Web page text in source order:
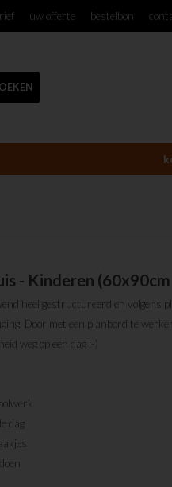
uw offerte bestelbon
- Kinderen
heel gestructureerd en volgens
Door met een planbord te
weg op een dag :-)
dag